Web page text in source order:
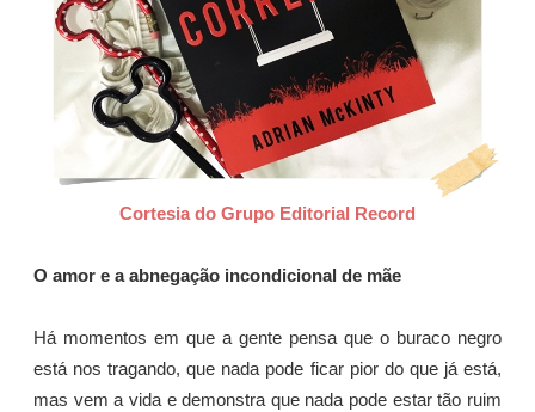
Cortesia do Grupo Editorial Record
O amor e a abnegação incondicional de mãe
Há momentos em que a gente pensa que o buraco negro
está nos tragando, que nada pode ficar pior do que já está,
mas vem a vida e demonstra que nada pode estar tão ruim